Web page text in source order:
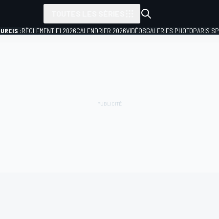
:RÈGLEMENT F1 2026CALENDRIER 2026VIDÉOSGALERIES PHOTOPARIS